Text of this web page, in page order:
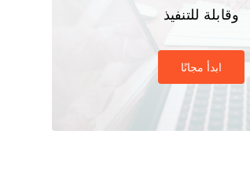
وقابلة للتنفيذ
ابدأ مجانًا